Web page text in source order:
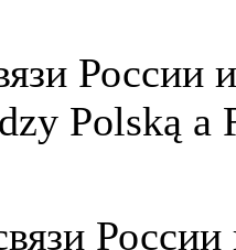
Polską